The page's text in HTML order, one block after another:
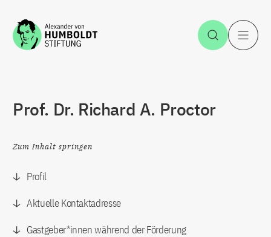
Zum Inhalt springen Suche
Prof. Dr. Richard A. Proctor
Zum Inhalt springen
Profil
Aktuelle Kontaktadresse
Gastgeber*innen während der Förderung